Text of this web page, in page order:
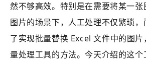
然不够高效。特别是在需要将某一
图片的场景下，人工处理不仅繁琐
了实现批量替换 Excel 文件中的图
量处理工具的方法。今天介绍的这